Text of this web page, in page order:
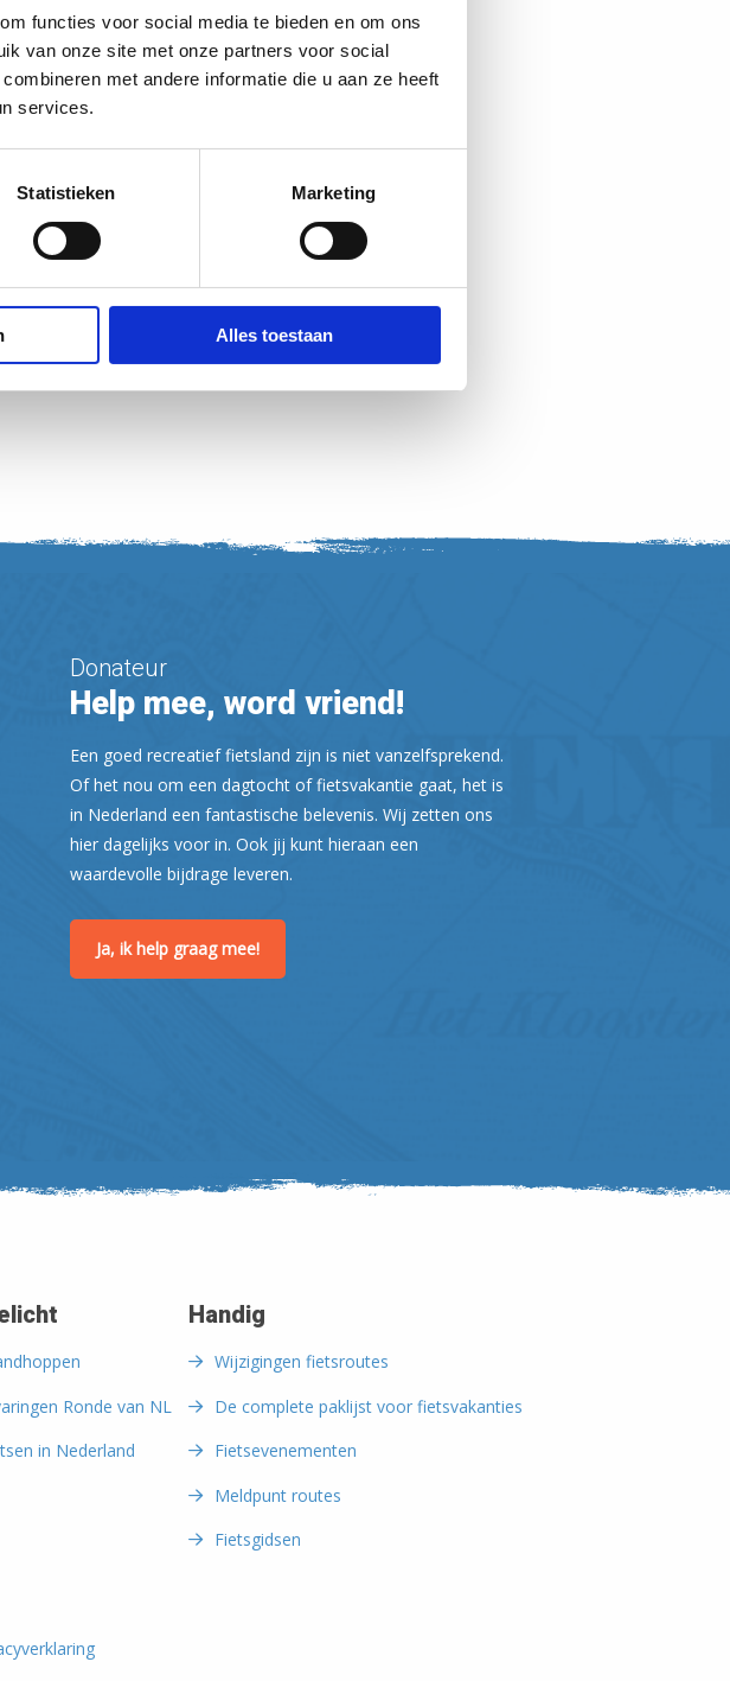
functies voor social media te bieden en om ons
van onze site met onze partners voor social
met andere informatie die u aan ze heeft
services.
Statistieken Marketing
Alles toestaan
Donateur
Help mee, word vriend!
Een goed recreatief fietsland zijn is niet vanzelfsprekend.
Of het nou om een dagtocht of fietsvakantie gaat, het is
in Nederland een fantastische belevenis. Wij zetten ons
hier dagelijks voor in. Ook jij kunt hieraan een
waardevolle bijdrage leveren.
Ja, ik help graag mee!
Ronde van NL
in Nederland
Handig
Wijzigingen fietsroutes
De complete paklijst voor fietsvakanties
Fietsevenementen
Meldpunt routes
Fietsgidsen